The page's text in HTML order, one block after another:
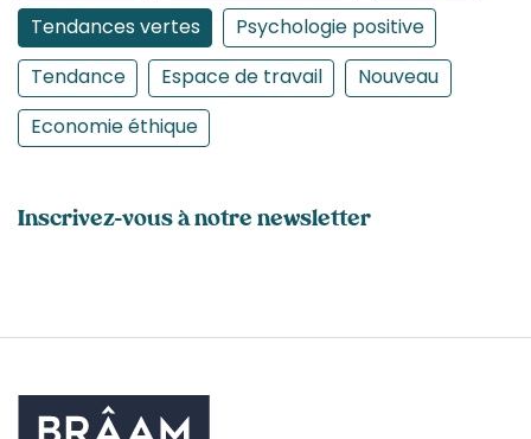
Tendances vertes
Psychologie positive
Tendance
Espace de travail
Nouveau
Economie éthique
Inscrivez-vous à notre newsletter